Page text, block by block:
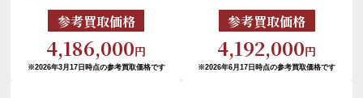
参考買取価格
4,186,000円
※2026年3月17日時点の参考買取価格です
参考買取価格
4,192,000円
※2026年6月17日時点の参考買取価格です